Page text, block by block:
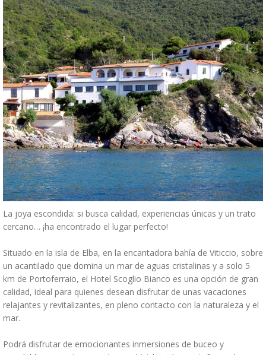
La joya escondida: si busca calidad, experiencias únicas y un trato
cercano… ¡ha encontrado el lugar perfecto!
Situado en la isla de Elba, en la encantadora bahía de Viticcio, sobre
un acantilado que domina un mar de aguas cristalinas y a solo 5
km de Portoferraio, el Hotel Scoglio Bianco es una opción de gran
calidad, ideal para quienes desean disfrutar de unas vacaciones
relajantes y revitalizantes, en pleno contacto con la naturaleza y el
mar.
Podrá disfrutar de emocionantes inmersiones de buceo y